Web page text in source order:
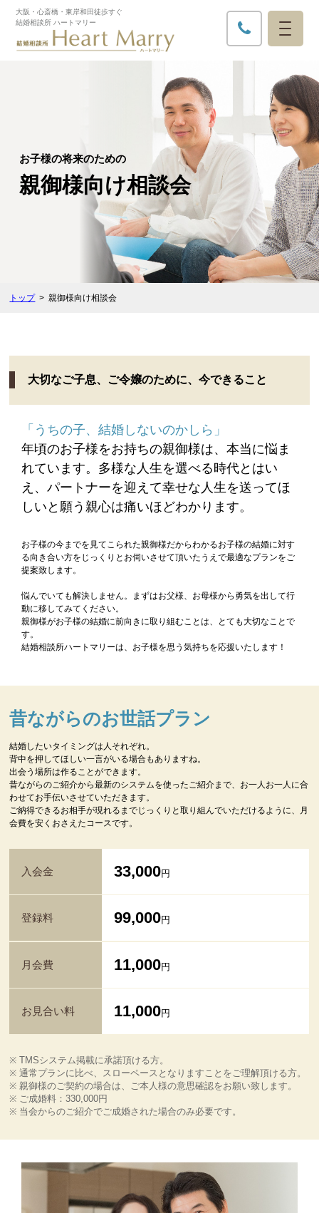
大阪・心斎橋・東岸和田徒歩すぐ​
結婚相談所 ハートマリー
お子様の将来のための
親御様向け相談会
トップ 親御様向け相談会
大切なご子息、ご令嬢のために、今できること
「うちの子、結婚しないのかしら」
年頃のお子様をお持ちの親御様は、本当に悩ま
れています。多様な人生を選べる時代とはい
え、パートナーを迎えて幸せな人生を送ってほ
しいと願う親心は痛いほどわかります。
お子様の今までを見てこられた親御様だからわかるお子様の結婚に対す
る向き合い方をじっくりとお伺いさせて頂いたうえで最適なプランをご
提案致します。
悩んでいても解決しません。まずはお父様、お母様から勇気を出して行
動に移してみてください。
親御様がお子様の結婚に前向きに取り組むことは、とても大切なことで
す。
結婚相談所ハートマリーは、お子様を思う気持ちを応援いたします！
昔ながらのお世話プラン
結婚したいタイミングは人それぞれ。
背中を押してほしい一言がいる場合もありますね。
出会う場所は作ることができます。
昔ながらのご紹介から最新のシステムを使ったご紹介まで、お一人お一人に合
わせてお手伝いさせていただきます。
ご納得できるお相手が現れるまでじっくりと取り組んでいただけるように、月
会費を安くおさえたコースです。
入会金 33,000円
登録料 99,000円
月会費 11,000円
お見合い料 11,000円
TMSシステム掲載に承諾頂ける方。
通常プランに比べ、スローペースとなりますことをご理解頂ける方。
親御様のご契約の場合は、ご本人様の意思確認をお願い致します。
ご成婚料：330,000円
当会からのご紹介でご成婚された場合のみ必要です。